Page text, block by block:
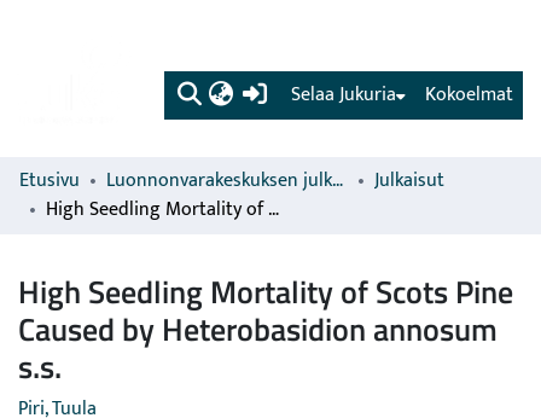
(current) Kokoelmat
Selaa Jukuria
Etusivu Luonnonvarakeskuksen julkaisut
Julkaisut
High Seedling Mortality of Scots Pine Caused by Heterobasidion annosum s.s.
High Seedling Mortality of Scots Pine
Caused by Heterobasidion annosum
s.s.
Piri, Tuula